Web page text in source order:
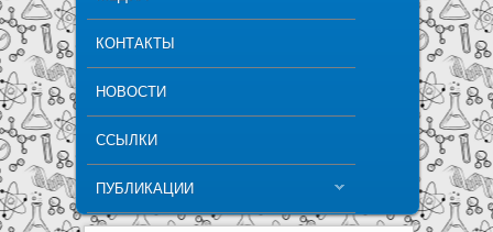
КОНТАКТЫ
НОВОСТИ
ССЫЛКИ
ПУБЛИКАЦИИ